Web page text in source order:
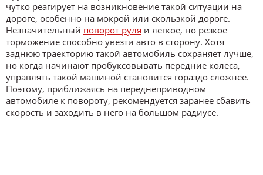
чутко реагирует на возникновение такой ситуации на
дороге, особенно на мокрой или скользкой дороге.
Незначительный поворот руля и лёгкое, но резкое
торможение способно увезти авто в сторону. Хотя
заднюю траекторию такой автомобиль сохраняет лучше,
но когда начинают пробуксовывать передние колёса,
управлять такой машиной становится гораздо сложнее.
Поэтому, приближаясь на переднеприводном
автомобиле к повороту, рекомендуется заранее сбавить
скорость и заходить в него на большом радиусе.